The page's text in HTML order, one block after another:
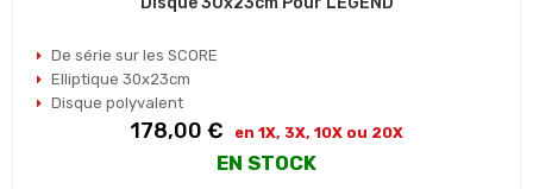
De série sur les SCORE
Elliptique 30x23cm
Disque polyvalent
Prix
178,00 € en 1X, 3X, 10X ou 20X
EN STOCK